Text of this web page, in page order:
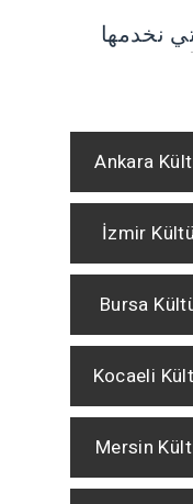
نخدمها
Ankara
İzmir
Bursa
Kocaeli
Mersin